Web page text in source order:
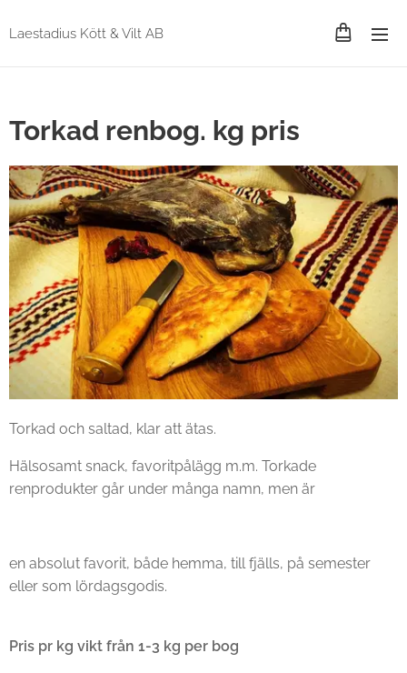
Laestadius Kött & Vilt AB
Torkad renbog. kg pris
Torkad och saltad, klar att ätas.
Hälsosamt snack, favoritpålägg m.m. Torkade
renprodukter går under många namn, men är
en absolut favorit, både hemma, till fjälls, på semester
eller som lördagsgodis.
Pris pr kg vikt från 1-3 kg per bog